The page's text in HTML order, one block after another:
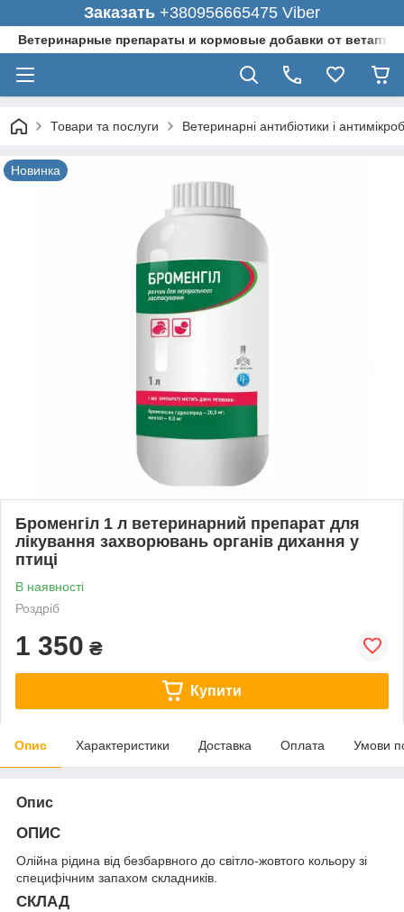
Заказать +380956665475 Viber
Ветеринарные препараты и кормовые добавки от
Товари та послуги Ветеринарні антибіотики і
Новинка
Броменгіл 1 л ветеринарний препарат для
лікування захворювань органів дихання у
птиці
В наявності
Роздріб
1 350 ₴
Купити
Опис Характеристики Доставка Оплата Умови
Опис
ОПИС
Олійна рідина від безбарвного до світло-жовтого кольору зі
специфічним запахом складників.
СКЛАД